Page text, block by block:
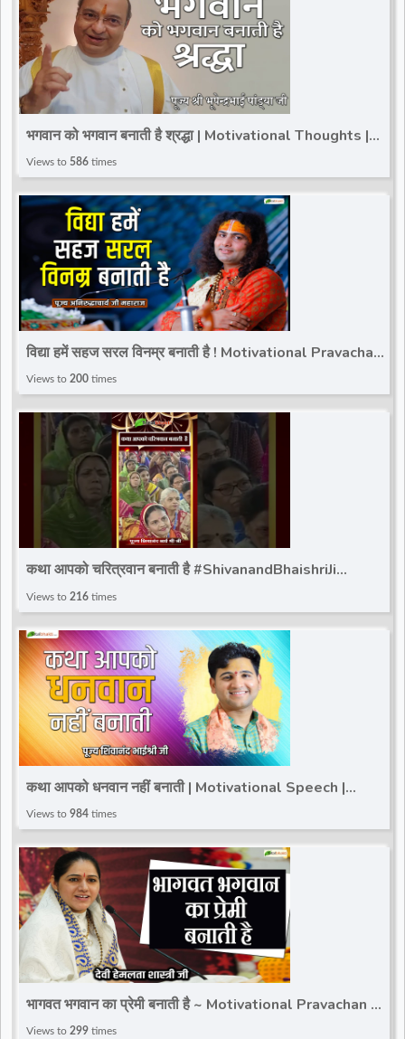
भगवान को भगवान बनाती है श्रद्धा | Motivational Thoughts |
Pujya Bhupendra Bhai Pandya Ji
Views to 586 times
विद्या हमें सहज सरल विनम्र बनाती है ! Motivational Pravachan !
Pujya Aniruddhacharya Ji Maharaj
Views to 200 times
कथा आपको चरित्रवान बनाती है #ShivanandBhaishriJi
#totalbhakti #viralvideoreels #shortvideoreels
Views to 216 times
कथा आपको धनवान नहीं बनाती | Motivational Speech |
Shivanand Bhaishri Ji
Views to 984 times
भागवत भगवान का प्रेमी बनाती है ~ Motivational Pravachan ~
Devi Hemlata Shastri JI
Views to 299 times